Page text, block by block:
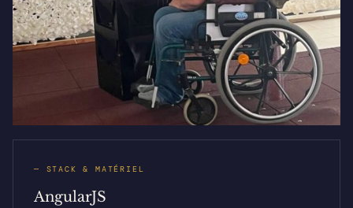
— STACK & MATÉRIEL
AngularJS